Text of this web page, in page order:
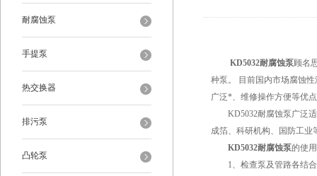
耐腐蚀泵
手提泵
热交换器
排污泵
凸轮泵
KD5032耐腐蚀泵顾名
种泵。 目前国内市场腐蚀
广泛*、维修操作方便等优
KD5032耐腐蚀泵广泛适
成箔、科研机构、国防工
KD5032耐腐蚀泵的使
1、检查泵及管路各结合